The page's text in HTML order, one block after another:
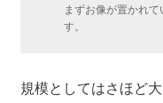
まずお像が置かれ
す。
規模としてはさほど